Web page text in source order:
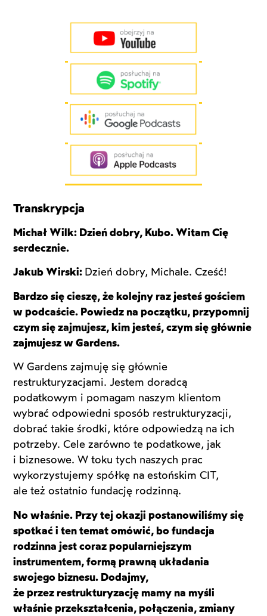
Transkrypcja
Michał Wilk: Dzień dobry, Kubo. Witam Cię
serdecznie.
Jakub Wirski: Dzień dobry, Michale. Cześć!
Bardzo się cieszę, że kolejny raz jesteś gościem
w podcaście. Powiedz na początku, przypomnij
czym się zajmujesz, kim jesteś, czym się głównie
zajmujesz w Gardens.
W Gardens zajmuję się głównie
restrukturyzacjami. Jestem doradcą
podatkowym i pomagam naszym klientom
wybrać odpowiedni sposób restrukturyzacji,
dobrać takie środki, które odpowiedzą na ich
potrzeby. Cele zarówno te podatkowe, jak
i biznesowe. W toku tych naszych prac
wykorzystujemy spółkę na estońskim CIT,
ale też ostatnio fundację rodzinną.
No właśnie. Przy tej okazji postanowiliśmy się
spotkać i ten temat omówić, bo fundacja
rodzinna jest coraz popularniejszym
instrumentem, formą prawną układania
swojego biznesu. Dodajmy,
że przez restrukturyzację mamy na myśli
właśnie przekształcenia, połączenia, zmiany